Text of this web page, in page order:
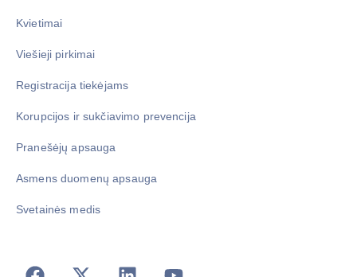
Kvietimai
Viešieji pirkimai
Registracija tiekėjams
Korupcijos ir sukčiavimo prevencija
Pranešėjų apsauga
Asmens duomenų apsauga
Svetainės medis